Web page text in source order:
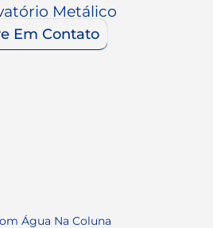
Metálico
Em Contato
Água Na Coluna